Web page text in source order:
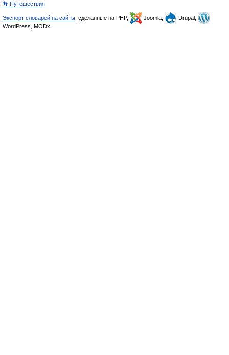
👣 Путешествия
Экспорт словарей на сайты , сделанные на PHP, Joomla,
Drupal,
WordPress, MODx.